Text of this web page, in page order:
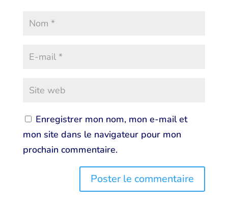
Enregistrer mon nom, mon e-mail et
mon site dans le navigateur pour mon
prochain commentaire.